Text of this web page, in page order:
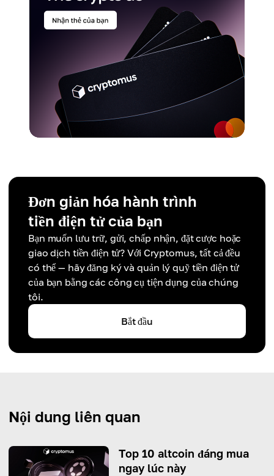
Đơn giản hóa hành trình
tiền điện tử của bạn
Bạn muốn lưu trữ, gửi, chấp nhận, đặt cược hoặc
giao dịch tiền điện tử? Với Cryptomus, tất cả đều
có thể — hãy đăng ký và quản lý quỹ tiền điện tử
của bạn bằng các công cụ tiện dụng của chúng
tôi.
Bắt đầu
Nội dung liên quan
Top 10 altcoin đáng mua
ngay lúc này